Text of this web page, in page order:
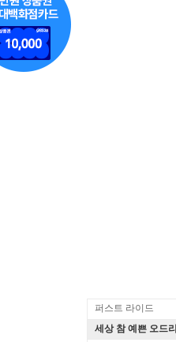
퍼스트 라이드
세상 참 예쁜 오드리